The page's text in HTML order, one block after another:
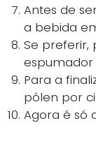
Antes de
a bebida
Se preferir,
Para a
pólen por
Agora é só